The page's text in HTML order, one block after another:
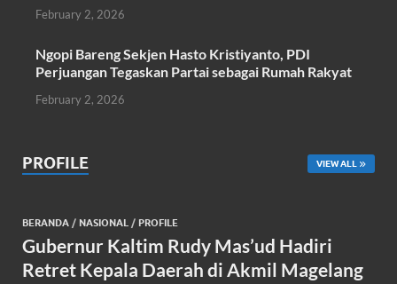
February 2, 2026
Ngopi Bareng Sekjen Hasto Kristiyanto, PDI
Perjuangan Tegaskan Partai sebagai Rumah Rakyat
February 2, 2026
PROFILE VIEW ALL
BERANDA / NASIONAL / PROFILE
Gubernur Kaltim Rudy Mas’ud Hadiri
Retret Kepala Daerah di Akmil Magelang